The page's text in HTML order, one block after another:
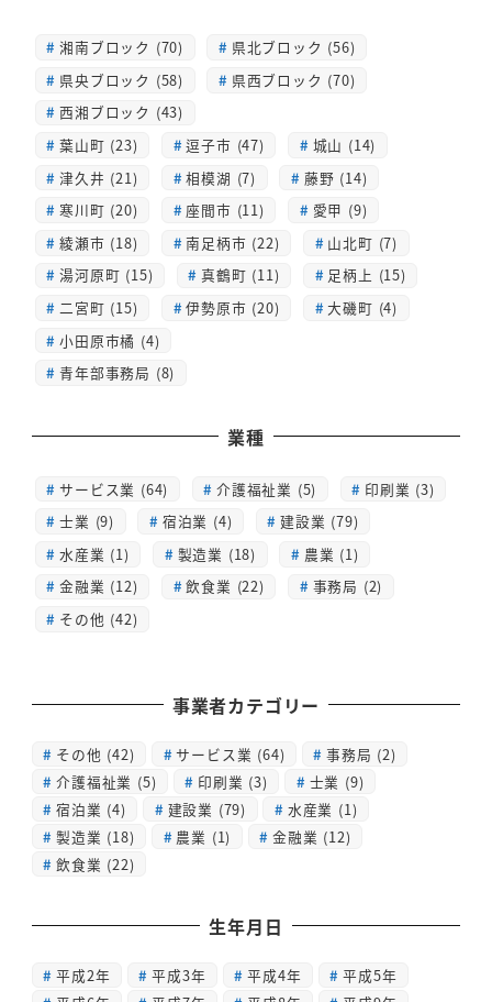
湘南ブロック (70)
県北ブロック (56)
県央ブロック (58)
県西ブロック (70)
西湘ブロック (43)
葉山町 (23)
逗子市 (47)
城山 (14)
津久井 (21)
相模湖 (7)
藤野 (14)
寒川町 (20)
座間市 (11)
愛甲 (9)
綾瀬市 (18)
南足柄市 (22)
山北町 (7)
湯河原町 (15)
真鶴町 (11)
足柄上 (15)
二宮町 (15)
伊勢原市 (20)
大磯町 (4)
小田原市橘 (4)
青年部事務局 (8)
業種
サービス業 (64) 介護福祉業 (5)
印刷業 (3)
士業 (9)
宿泊業 (4)
建設業 (79)
水産業 (1)
製造業 (18)
農業 (1)
金融業 (12)
飲食業 (22)
事務局 (2)
その他 (42)
事業者カテゴリー
その他 (42) サービス業 (64) 事務局 (2)
介護福祉業 (5) 印刷業 (3) 士業 (9)
宿泊業 (4) 建設業 (79) 水産業 (1)
製造業 (18) 農業 (1) 金融業 (12)
飲食業 (22)
生年月日
平成2年 平成3年 平成4年
平成5年